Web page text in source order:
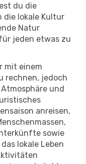
du die
die lokale Kultur
Natur
jeden etwas zu
mit einem
rechnen, jedoch
und
anreisen,
sowie
lokale Leben